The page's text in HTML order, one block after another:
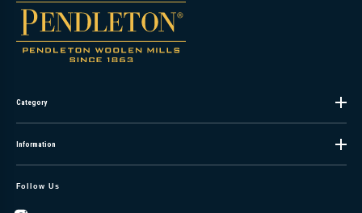
Category
Information
Follow Us